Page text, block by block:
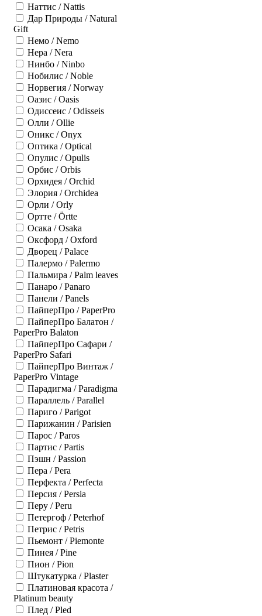
Наттис / Nattis
Дар Природы / Natural
Gift
Немо / Nemo
Нера / Nera
Нинбо / Ninbo
Нобилис / Noble
Норвегия / Norway
Оазис / Oasis
Одиссеис / Odisseis
Олли / Ollie
Оникс / Onyx
Оптика / Optical
Опулис / Opulis
Орбис / Orbis
Орхидея / Orchid
Элория / Orchidea
Орли / Orly
Ортте / Örtte
Осака / Osaka
Оксфорд / Oxford
Дворец / Palace
Палермо / Palermo
Пальмира / Palm leaves
Панаро / Panaro
Панели / Panels
ПайперПро / PaperPro
ПайперПро Балатон /
PaperPro Balaton
ПайперПро Сафари /
PaperPro Safari
ПайперПро Винтаж /
PaperPro Vintage
Парадигма / Paradigma
Параллель / Parallel
Париго / Parigot
Парижанин / Parisien
Парос / Paros
Партис / Partis
Пэшн / Passion
Пера / Pera
Перфекта / Perfecta
Персия / Persia
Перу / Peru
Петергоф / Peterhof
Петрис / Petris
Пьемонт / Piemonte
Пинея / Pine
Пион / Pion
Штукатурка / Plaster
Платиновая красота /
Platinum beauty
Плед / Pled